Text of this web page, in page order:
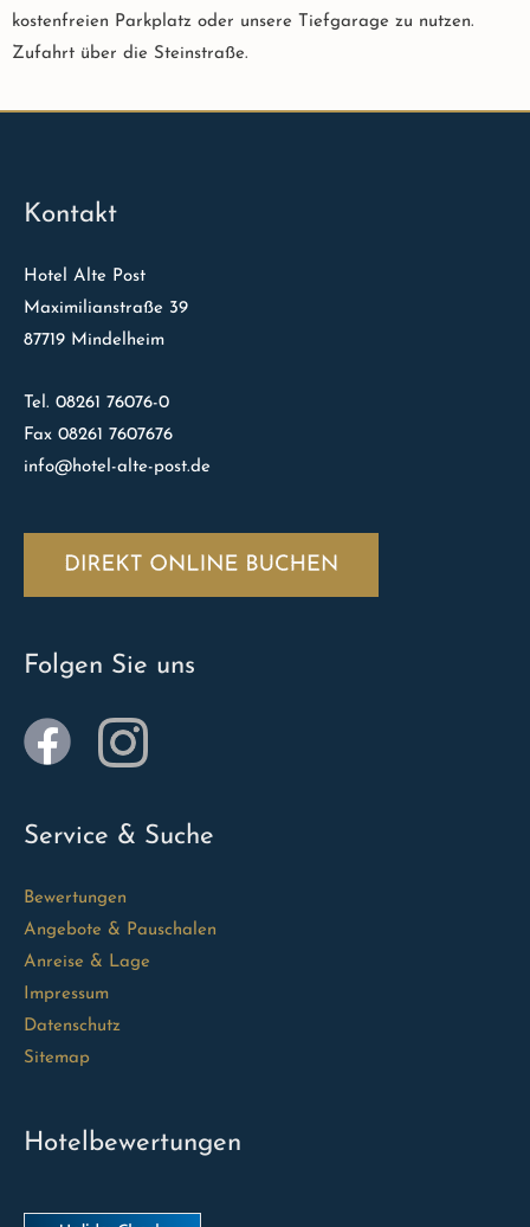
kostenfreien Parkplatz oder unsere Tiefgarage zu nutzen.
Zufahrt über die Steinstraße.
Kontakt
Hotel Alte Post
Maximilianstraße 39
87719 Mindelheim
Tel. 08261 76076-0
Fax 08261 7607676
info@hotel-alte-post.de
Folgen Sie uns
Service & Suche
Bewertungen
Angebote & Pauschalen
Anreise & Lage
Impressum
Datenschutz
Sitemap
Hotelbewertungen